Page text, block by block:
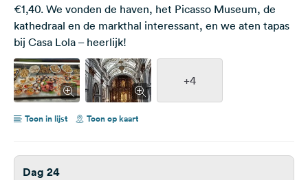
€1,40. We vonden de haven, het Picasso Museum, de
kathedraal en de markthal interessant, en we aten tapas
bij Casa Lola – heerlijk!
+4
Toon in lijst Toon op kaart
Dag 24